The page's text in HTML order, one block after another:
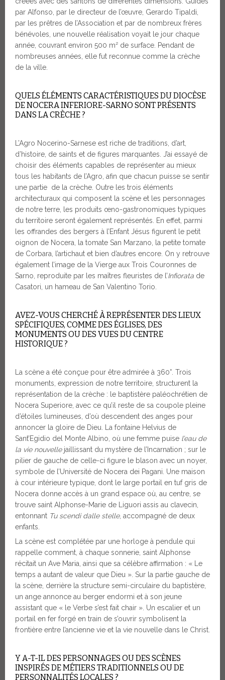
par Alfonso, par le directeur de l’œuvre, Gerardo Tipaldi,
par les prêtres de l’Association et par de nombreux frères
bénévoles, une nouvelle réalisation voyait le jour chaque
année, couvrant environ 500 m² de surface. Pendant de
nombreuses années, elle fut reconnue comme la crèche
de la ville.
QUELS ÉLÉMENTS CARACTÉRISTIQUES DU DIOCÈSE
DE NOCERA INFERIORE-SARNO SONT PRÉSENTS
DANS LA CRÈCHE ?
L’Agro Nocerino-Sarnese est riche de traditions, d’art,
d’histoire, de saints et de figures marquantes. J’ai essayé de
choisir des éléments capables de représenter au mieux
tous les habitants de l’Agro, afin que chacun puisse se sentir
une partie de la crèche. Outre les trois éléments
architecturaux qui composent la scène et les personnages
de notre terre, les produits œno-gastronomiques typiques
du territoire seront également représentés. En effet, parmi
les offrandes des bergers à l’Enfant Jésus figurent le petit
oignon de Nocera, la tomate San Marzano, la petite tomate
de Corbara, l’artichaut et bien d’autres encore. On y retrouve
également l’image de la Vierge aux Trois Couronnes de
Sarno, reproduite par les maîtres fleuristes de l’Infiorata de
Casatori, un hameau de San Valentino Torio.
AVEZ-VOUS CHERCHÉ À REPRÉSENTER DES LIEUX
SPÉCIFIQUES, COMME DES ÉGLISES, DES
MONUMENTS OU DES VUES DU CENTRE
HISTORIQUE ?
La scène a été conçue pour être admirée à 360°. Trois
monuments, expression de notre territoire, structurent la
représentation de la crèche : le baptistère paléochrétien de
Nocera Superiore, avec ce qu’il reste de sa coupole pleine
d’étoiles lumineuses, d’où descendent des anges pour
annoncer la gloire de Dieu. La fontaine Helvius de
Sant’Egidio del Monte Albino, où une femme puise l’eau de
la vie nouvelle jaillissant du mystère de l’Incarnation ; sur le
pilier de gauche de celle-ci figure le blason avec un noyer,
symbole de l’Université de Nocera dei Pagani. Une maison
à cour intérieure typique, dont le large portail en tuf gris de
Nocera donne accès à un grand espace où, au centre, se
trouve saint Alphonse-Marie de Liguori assis au clavecin,
entonnant Tu scendi dalle stelle, accompagné de deux
enfants.
La scène est complétée par une horloge à pendule qui
rappelle comment, à chaque sonnerie, saint Alphonse
récitait un Ave Maria, ainsi que sa célèbre affirmation : « Le
temps a autant de valeur que Dieu ». Sur la partie gauche de
la scène, derrière la structure semi-circulaire du baptistère,
un ange annonce au berger endormi et à son jeune
assistant que « le Verbe s’est fait chair ». Un escalier et un
portail en fer forgé en train de s’ouvrir symbolisent la
frontière entre l’ancienne vie et la vie nouvelle dans le Christ.
Y A-T-IL DES PERSONNAGES OU DES SCÈNES
INSPIRÉS DE MÉTIERS TRADITIONNELS OU DE
PERSONNALITÉS LOCALES ?